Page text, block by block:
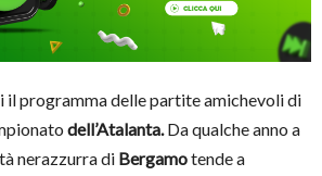
il programma delle partite amichevoli di
dell’Atalanta.Da qualche anno a
nerazzurra di Bergamotende a